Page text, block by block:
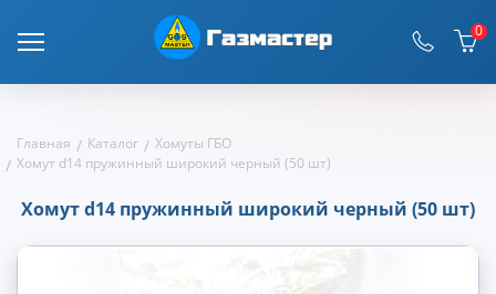
0
Главная Каталог
Хомуты ГБО
Хомут d14 пружинный широкий черный (50 шт)
Хомут d14 пружинный широкий черный (50 шт)